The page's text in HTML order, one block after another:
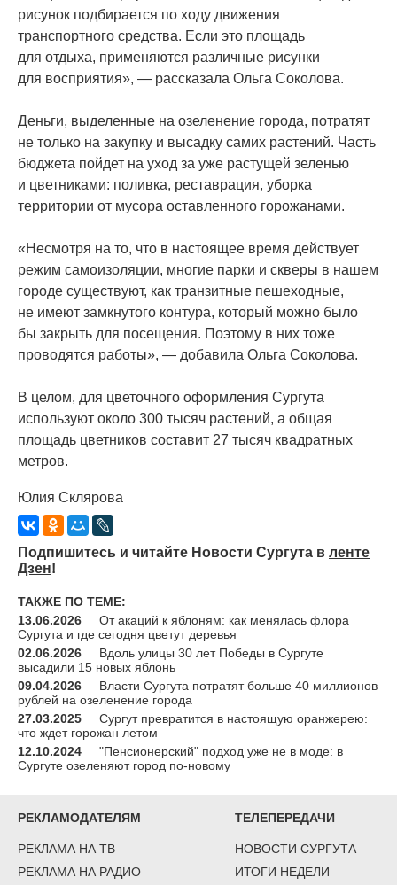
рисунок подбирается по ходу движения
транспортного средства. Если это площадь
для отдыха, применяются различные рисунки
для восприятия», — рассказала Ольга Соколова.
Деньги, выделенные на озеленение города, потратят
не только на закупку и высадку самих растений. Часть
бюджета пойдет на уход за уже растущей зеленью
и цветниками: поливка, реставрация, уборка
территории от мусора оставленного горожанами.
«Несмотря на то, что в настоящее время действует
режим самоизоляции, многие парки и скверы в нашем
городе существуют, как транзитные пешеходные,
не имеют замкнутого контура, который можно было
бы закрыть для посещения. Поэтому в них тоже
проводятся работы», — добавила Ольга Соколова.
В целом, для цветочного оформления Сургута
используют около 300 тысяч растений, а общая
площадь цветников составит 27 тысяч квадратных
метров.
Юлия Склярова
Подпишитесь и читайте Новости Сургута в ленте
Дзен!
ТАКЖЕ ПО ТЕМЕ:
13.06.2026
От акаций к яблоням: как менялась флора
Сургута и где сегодня цветут деревья
02.06.2026
Вдоль улицы 30 лет Победы в Сургуте
высадили 15 новых яблонь
09.04.2026
Власти Сургута потратят больше 40 миллионов
рублей на озеленение города
27.03.2025
Сургут превратится в настоящую оранжерею:
что ждет горожан летом
12.10.2024
"Пенсионерский" подход уже не в моде: в
Сургуте озеленяют город по-новому
РЕКЛАМОДАТЕЛЯМ
РЕКЛАМА НА ТВ
РЕКЛАМА НА РАДИО
ТЕЛЕПЕРЕДАЧИ
НОВОСТИ СУРГУТА
ИТОГИ НЕДЕЛИ